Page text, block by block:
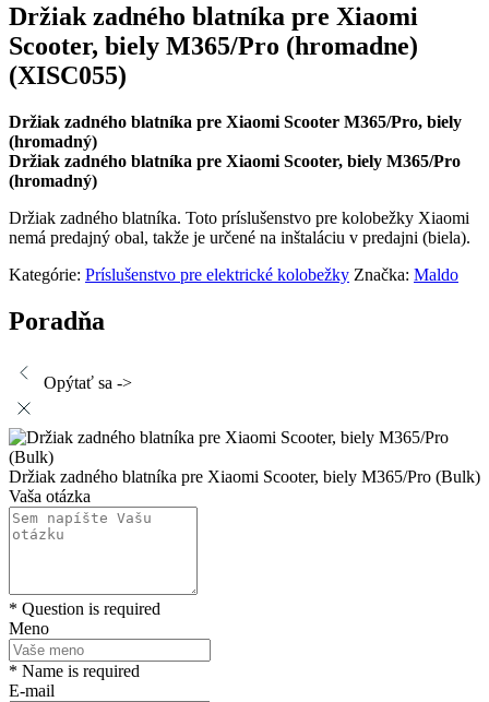
Držiak zadného blatníka pre Xiaomi
Scooter, biely M365/Pro (hromadne)
(XISC055)
Držiak zadného blatníka pre Xiaomi Scooter M365/Pro, biely
(hromadný)
Držiak zadného blatníka pre Xiaomi Scooter, biely M365/Pro
(hromadný)
Držiak zadného blatníka. Toto príslušenstvo pre kolobežky Xiaomi
nemá predajný obal, takže je určené na inštaláciu v predajni (biela).
Kategórie: Príslušenstvo pre elektrické kolobežky Značka: Maldo
Poradňa
Opýtať sa ->
Držiak zadného blatníka pre Xiaomi Scooter, biely M365/Pro (Bulk)
Vaša otázka
* Question is required
Meno
* Name is required
E-mail